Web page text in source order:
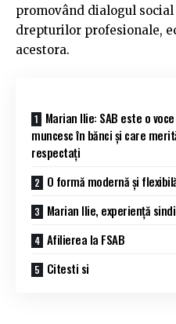
promovând dialogul
drepturilor profesionale,
acestora.
Marian Ilie: SAB este o
muncesc în bănci și care
respectați
O formă modernă și
Marian Ilie, experiență
Afilierea la FSAB
Citesti si